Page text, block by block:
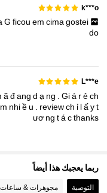
k***o
Gficouemcimagostei
do
L***e
ã đang d ạ ng Giá rẻch
m nhiều reviewch ỉ lấyt
ươ ng tá cthanks
ربما يعجبك هذا أيضاً
التوصية مجوهرات & ساعات